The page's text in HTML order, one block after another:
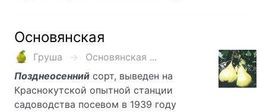
Основянская
Груша
Основянская ...
Позднеосенний сорт, выведен на
Краснокутской опытной станции
садоводства посевом в 1939 году